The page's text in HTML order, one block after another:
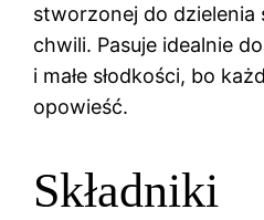
stworzonej do dzielenia
chwili. Pasuje idealnie
i małe słodkości, bo
opowieść.
Składniki